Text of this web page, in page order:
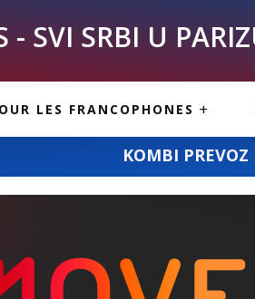
- SVI SRBI U
LES FRANCOPHONES
SERBE
PREVOZ DEJANA